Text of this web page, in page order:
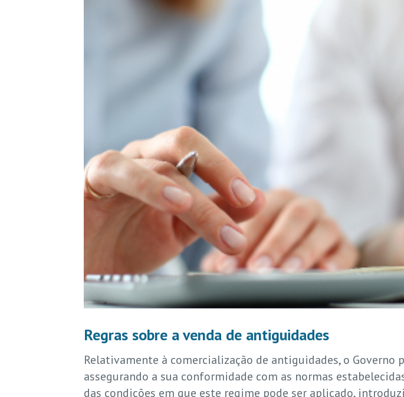
Regras sobre a venda de antiguidades
Relativamente à comercialização de antiguidades, o
assegurando a sua conformidade com as normas
das condições em que este regime pode ser aplicado,